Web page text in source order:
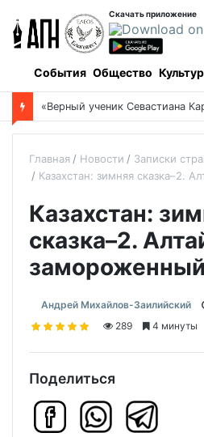
Скачать приложение
События Общество
Боровое: когда и как все
Главная Новости
Записки
Казахстан: зимняя сказка–2.
Казахстан:
сказка–2.
замороженный
Андрей Михайлов-Заилийский
289
4 минуты
Поделиться